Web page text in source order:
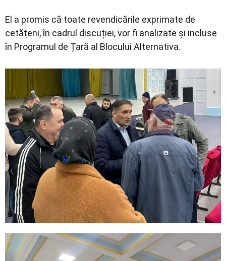
El a promis că toate revendicările exprimate de
cetățeni, în cadrul discuției, vor fi analizate și incluse
în Programul de Țară al Blocului Alternativa.